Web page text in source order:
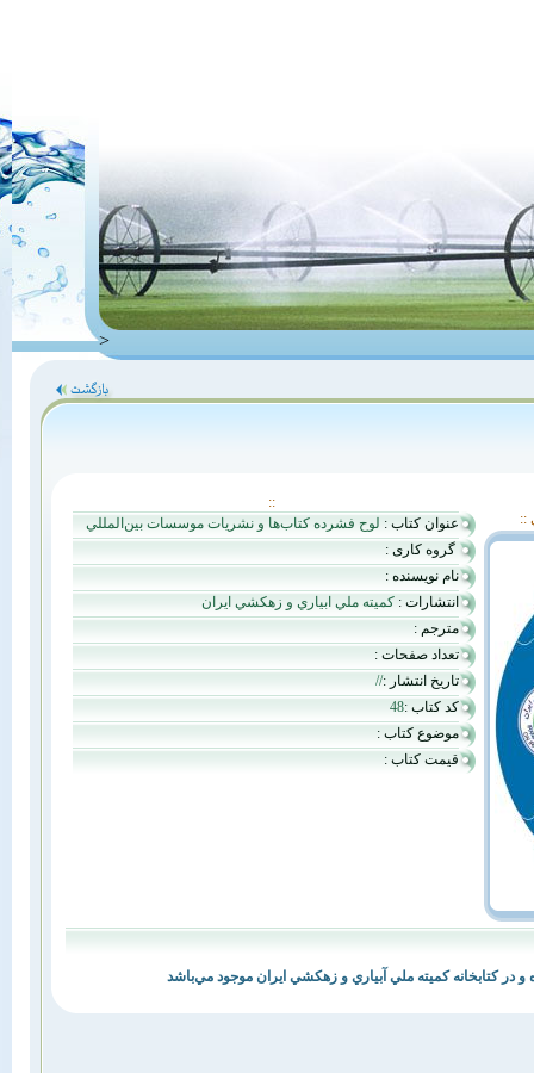
>
::
عنوان کتاب : لوح فشرده كتاب‌ها و نشريات موسسات بين‌المللي
گروه کاری :
نام نویسنده :
انتشارات : كميته ملي ابياري و زهكشي ايران
مترجم :
تعداد صفحات :
تاریخ انتشار ://
کد کتاب :48
موضوع کتاب :
قیمت کتاب :
در كتابخانه كميته ملي آبياري و زهكشي ايران موجود مي‌باشد